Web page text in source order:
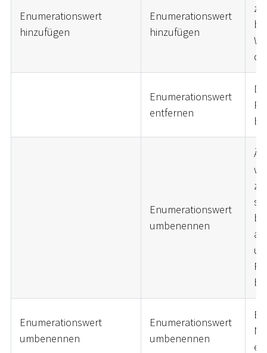
Enumerationswert
hinzufügen
Enumerationswert
hinzufügen
Enumerationswert
entfernen
Die
Enumerationswert
umbenennen
Enumerationswert
umbenennen
Enumerationswert
umbenennen